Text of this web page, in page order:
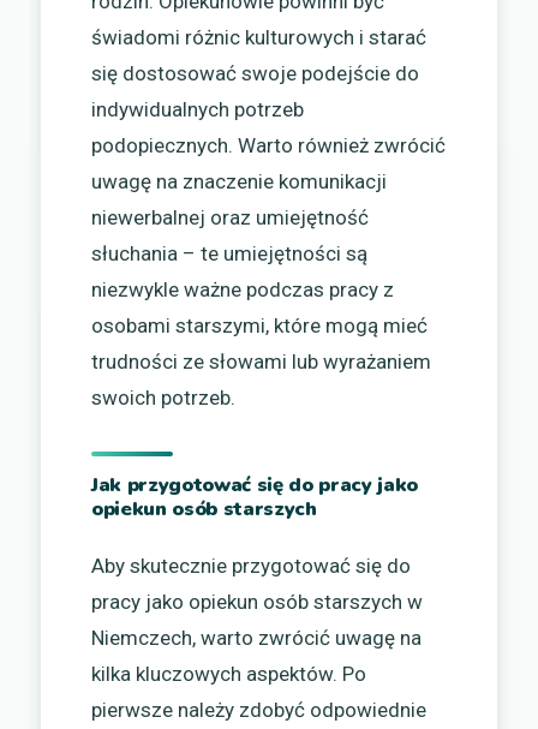
świadomi różnic kulturowych i starać
się dostosować swoje podejście do
indywidualnych potrzeb
podopiecznych. Warto również zwrócić
uwagę na znaczenie komunikacji
niewerbalnej oraz umiejętność
słuchania – te umiejętności są
niezwykle ważne podczas pracy z
osobami starszymi, które mogą mieć
trudności ze słowami lub wyrażaniem
swoich potrzeb.
Jak przygotować się do pracy jako
opiekun osób starszych
Aby skutecznie przygotować się do
pracy jako opiekun osób starszych w
Niemczech, warto zwrócić uwagę na
kilka kluczowych aspektów. Po
pierwsze należy zdobyć odpowiednie